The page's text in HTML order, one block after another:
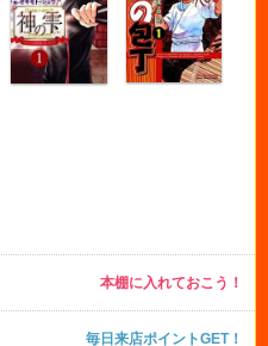
本棚に入れておこう！
毎日来店ポイントGET！